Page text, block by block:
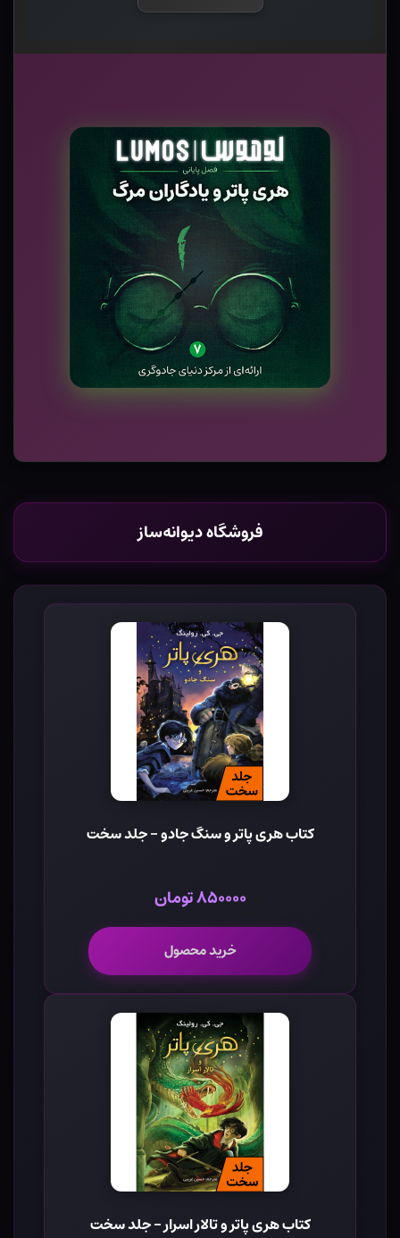
فروشگاه دیوانه‌ساز
کتاب هری پاتر و سنگ جادو - جلد سخت
۸۵۰۰۰۰ تومان
خرید محصول
کتاب هری پاتر و تالار اسرار - جلد سخت